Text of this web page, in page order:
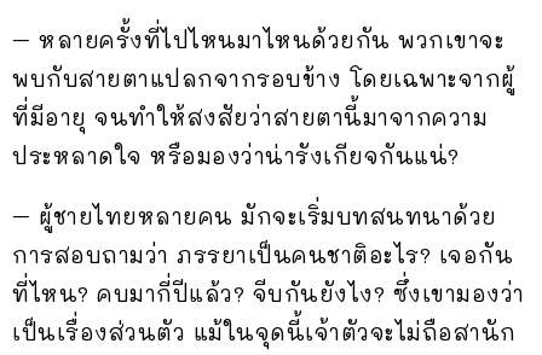
– หลายครั้งที่ไปไหนมาไหนด้วยกัน พวกเขาจะ
พบกับสายตาแปลกจากรอบข้าง โดยเฉพาะจากผู้
ที่มีอายุ จนทำให้สงสัยว่าสายตานี้มาจากความ
ประหลาดใจ หรือมองว่าน่ารังเกียจกันแน่?
– ผู้ชายไทยหลายคน มักจะเริ่มบทสนทนาด้วย
การสอบถามว่า ภรรยาเป็นคนชาติอะไร? เจอกัน
ที่ไหน? คบมากี่ปีแล้ว? จีบกันยังไง? ซึ่งเขามองว่า
เป็นเรื่องส่วนตัว แม้ในจุดนี้เจ้าตัวจะไม่ถือสานัก